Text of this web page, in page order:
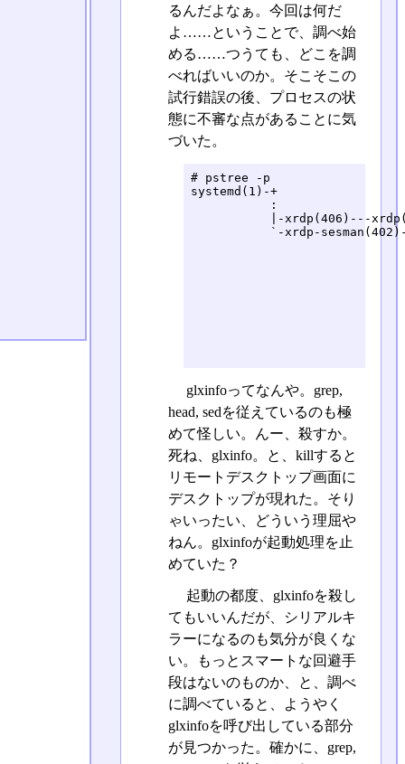
るんだよなぁ。今回は何だ
よ……ということで、調べ始
める……つうても、どこを調
べればいいのか。そこそこの
試行錯誤の後、プロセスの状
態に不審な点があることに気
づいた。
# pstree -p
systemd(1)-+
           :
|-xrdp(406)---
`-xrdp-
glxinfoってなんや。grep,
head, sedを従えているのも極
めて怪しい。んー、殺すか。
死ね、glxinfo。と、killすると
リモートデスクトップ画面に
デスクトップが現れた。そり
ゃいったい、どういう理屈や
ねん。glxinfoが起動処理を止
めていた？
起動の都度、glxinfoを殺し
てもいいんだが、シリアルキ
ラーになるのも気分が良くな
い。もっとスマートな回避手
段はないのものか、と、調べ
に調べていると、ようやく
glxinfoを呼び出している部分
が見つかった。確かに、grep,